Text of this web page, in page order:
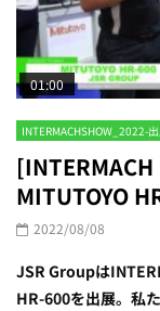
01:00
INTERMACHSHOW_2022-
MITUTOYO
2022/08/08
JSR Groupは
HR-600を出展。私